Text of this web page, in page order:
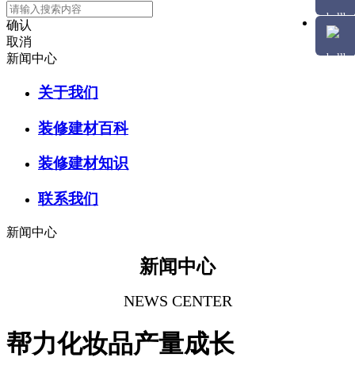
确认
取消
新闻中心
关于我们
装修建材百科
装修建材知识
联系我们
新闻中心
新闻中心
NEWS CENTER
帮力化妆品产量成长